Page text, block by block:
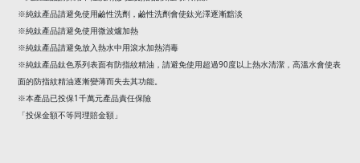
※純鈦產品請避免使用鹼性洗劑，鹼性洗劑會使鈦光澤逐漸黯淡
※純鈦產品請避免使用微波爐加熱
※純鈦產品請避免放入熱水中用滾水加熱消毒
※純鈦產品鈦色系列表面有防指紋精油，請避免使用超過90度以上熱水清潔，高溫水會使表
面的防指紋精油逐漸變薄而失去其功能。
※本產品已投保1千萬元產品責任保險
「投保金額不等同理賠金額」